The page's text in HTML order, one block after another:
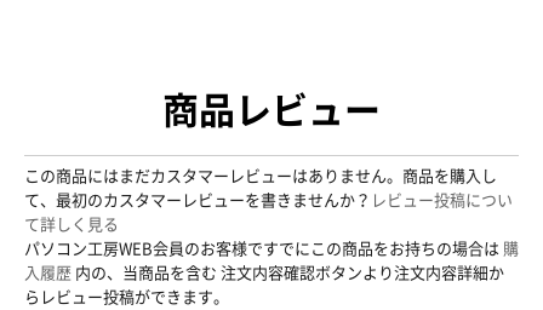
商品レビュー
この商品にはまだカスタマーレビューはありません。商品を購入し
て、最初のカスタマーレビューを書きませんか？ レビュー投稿につい
て詳しく見る
パソコン工房WEB会員のお客様ですでにこの商品をお持ちの場合は 購
入履歴 内の、当商品を含む 注文内容確認ボタンより注文内容詳細か
らレビュー投稿ができます。